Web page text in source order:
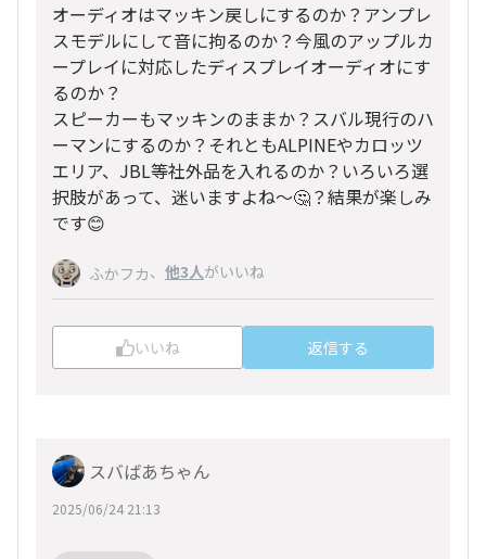
オーディオはマッキン戻しにするのか？アンプレ
スモデルにして音に拘るのか？今風のアップルカ
ープレイに対応したディスプレイオーディオにす
るのか？
スピーカーもマッキンのままか？スバル現行のハ
ーマンにするのか？それともALPINEやカロッツ
エリア、JBL等社外品を入れるのか？いろいろ選
択肢があって、迷いますよね〜🤔？結果が楽しみ
です😊
ふかフカ、 他3人がいいね
いいね 返信する
スバばあちゃん
2025/06/24 21:13